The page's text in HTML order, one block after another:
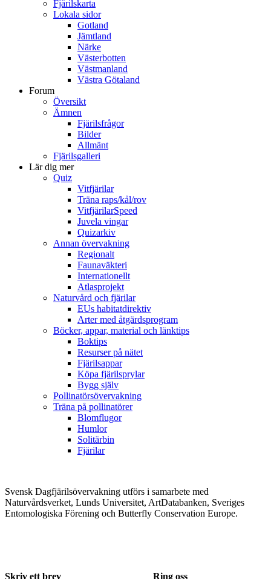
Fjärilskarta
Lokala sidor
Gotland
Jämtland
Närke
Västerbotten
Västmanland
Västra Götaland
Forum
Översikt
Ämnen
Fjärilsfrågor
Bilder
Allmänt
Fjärilsgalleri
Lär dig mer
Quiz
Vitfjärilar
Träna raps/kål/rov
VitfjärilarSpeed
Juvela vingar
Quizarkiv
Annan övervakning
Regionalt
Faunaväkteri
Internationellt
Atlasprojekt
Naturvård och fjärilar
EUs habitatdirektiv
Arter med åtgärdsprogram
Böcker, appar, material och länktips
Boktips
Resurser på nätet
Fjärilsappar
Köpa fjärilsprylar
Bygg själv
Pollinatörsövervakning
Träna på pollinatörer
Blomflugor
Humlor
Solitärbin
Fjärilar
Svensk Dagfjärilsövervakning utförs i samarbete med
Naturvårdsverket, Lunds Universitet, ArtDatabanken, Sveriges
Entomologiska Förening och Butterfly Conservation Europe.
Skriv ett brev Ring oss